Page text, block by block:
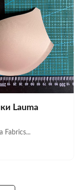
Lauma
Fabrics...